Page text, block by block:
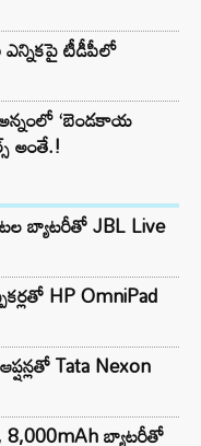
ఎన్నికపై టీడీపీలో
అన్నంలో ‘బెండకాయ
అంతే.!
బ్యాటరీతో JBL Live
HP OmniPad
Tata Nexon
8,000mAh బ్యాటరీతో